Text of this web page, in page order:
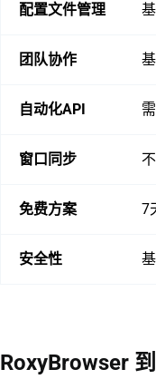
配置文件管理
团队协作
自动化API
窗口同步
免费方案 7
安全性
RoxyBrowser